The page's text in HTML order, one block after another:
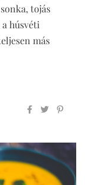
tojás
húsvéti
más